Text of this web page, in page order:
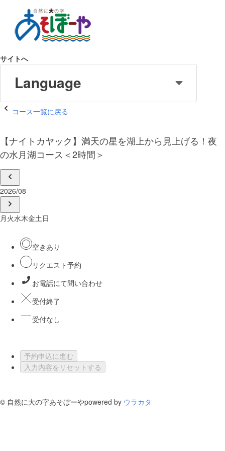
サイトへ
Language
コース一覧に戻る
【ナイトカヤック】満天の星を湖上から見上げる！夜
の水月湖コース＜2時間＞
2026/08
月 火水木金土日
空きあり
リクエスト予約
お電話にて問い合わせ
受付終了
受付なし
予約申込に進む
入力内容をリセットする
© 自然に大の字あそぼーやpowered by ウラカタ